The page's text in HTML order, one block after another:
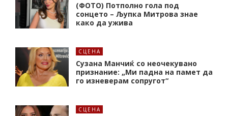
(ФОТО) Потполно гола под
сонцето – Љупка Митрова знае
како да ужива
СЦЕНА
Сузана Манчиќ со неочекувано
признание: „Ми падна на памет да
го изневерам сопругот“
СЦЕНА